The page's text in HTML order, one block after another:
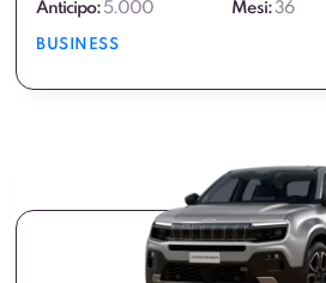
Anticipo: 5.000 Mesi:36
BUSINESS